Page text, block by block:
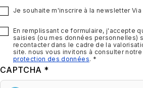
Je souhaite m'inscrire à la newsletter
En remplissant ce formulaire, j'accepte
saisies (ou mes données personnelles)
recontacter dans le cadre de la
site. nous vous invitons à consulter
protection des données.
CAPTCHA